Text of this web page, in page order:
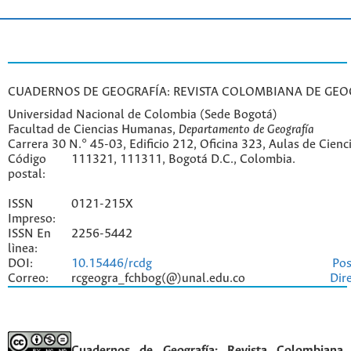
CUADERNOS DE GEOGRAFÍA: REVISTA COLOMBIANA DE
Universidad Nacional de Colombia (Sede Bogotá)
Facultad de Ciencias Humanas, Departamento de Geografía
Carrera 30 N.° 45-03, Edificio 212, Oficina 323, Aulas de
Código
postal:
111321, 111311, Bogotá D.C., Colombia.
ISSN
Impreso:
0121-215X
ISSN En
lìnea:
2256-5442
DOI: 10.15446/rcdg
Correo:
rcgeogra_fchbog(@)unal.edu.co